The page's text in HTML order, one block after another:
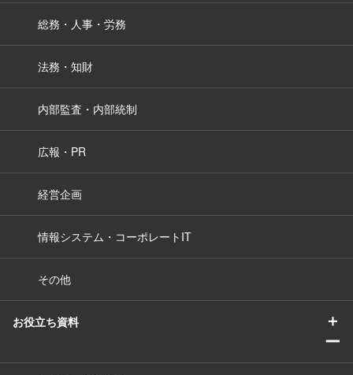
総務・人事・労務
法務・知財
内部監査・内部統制
広報・PR
経営企画
情報システム・コーポレートIT
その他
お役立ち資料
＋
ー